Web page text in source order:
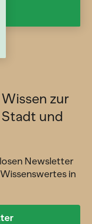
Wissen zur
und
Newsletter
in